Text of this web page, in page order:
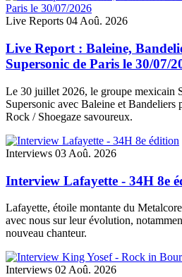
Live Reports 04 Aoû. 2026
Live Report : Baleine,
Supersonic de Paris le 30/07/
Le 30 juillet 2026, le groupe mexicain
Supersonic avec Baleine et Bandeliers
Rock / Shoegaze savoureux.
Interviews 03 Aoû. 2026
Interview Lafayette - 34H 8e
Lafayette, étoile montante du
avec nous sur leur évolution,
nouveau chanteur.
Interviews 02 Aoû. 2026